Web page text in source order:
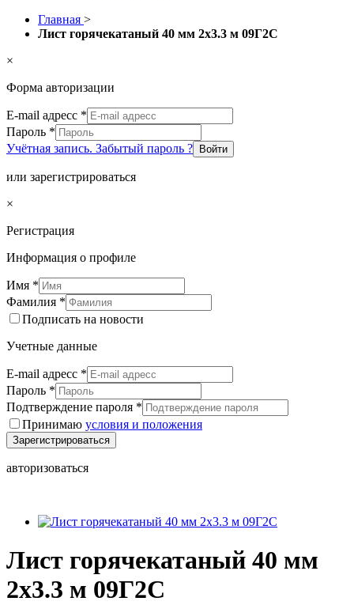
Главная >
Лист горячекатаный 40 мм 2х3.3 м 09Г2С
×
Форма авторизации
E-mail адресс *
Пароль *
Учётная запись. Забытый пароль ?
Войти
или зарегистрироваться
×
Регистрация
Информация о профиле
Имя *
Фамилия *
Подписать на новости
Учетные данные
E-mail адресс *
Пароль *
Подтверждение пароля *
Принимаю условия и положения
Зарегистрироваться
авторизоваться
Лист горячекатаный 40 мм
2х3.3 м 09Г2С